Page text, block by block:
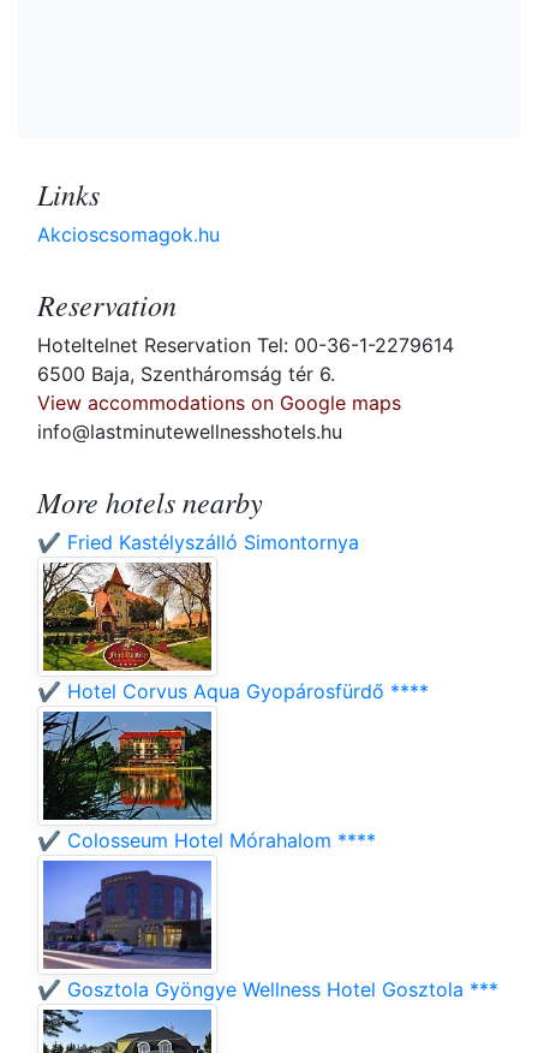
Links
Akcioscsomagok.hu
Reservation
Hoteltelnet Reservation Tel: 00-36-1-2279614
6500 Baja, Szentháromság tér 6.
View accommodations on Google maps
info@lastminutewellnesshotels.hu
More hotels nearby
✔️ Fried Kastélyszálló Simontornya
✔️ Hotel Corvus Aqua Gyopárosfürdő ****
✔️ Colosseum Hotel Mórahalom ****
✔️ Gosztola Gyöngye Wellness Hotel Gosztola ***